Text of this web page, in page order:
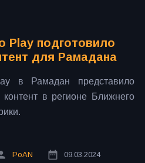
Play подготовило
для Рамадана
в Рамадан представило
контент в регионе Ближнего
PoAN 09.03.2024